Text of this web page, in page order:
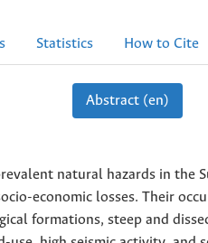
Statistics How to Cite
Abstract (en)
natural hazards in the
economic losses. Their
formations, steep and